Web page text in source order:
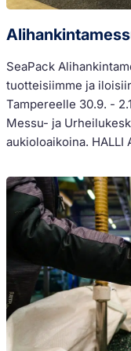
SeaPack
tuotteisiimme ja
Tampereelle 30.9. -
Messu- ja
aukioloaikoina. HALLI